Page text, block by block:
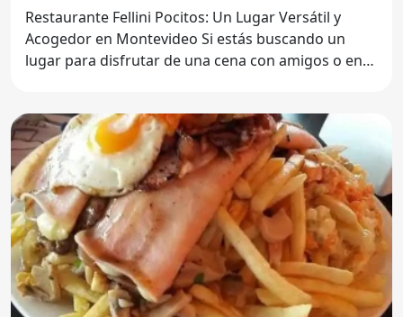
Restaurante Fellini Pocitos: Un Lugar Versátil y
Acogedor en Montevideo Si estás buscando un
lugar para disfrutar de una cena con amigos o en